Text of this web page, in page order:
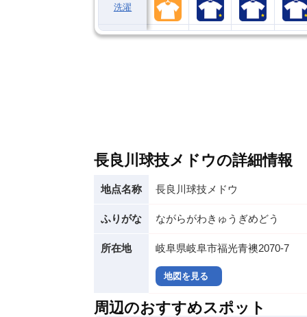
洗濯
長良川球技メドウの詳細情報
地点名称 長良川球技メドウ
ふりがな ながらがわきゅうぎめどう
所在地 岐阜県岐阜市福光青襖2070-7
地図を見る
周辺のおすすめスポット